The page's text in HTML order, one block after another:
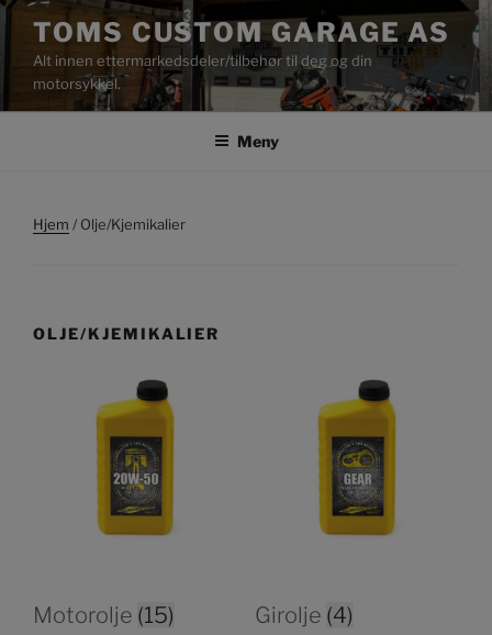
Gå
innhold
TOMS CUSTOM GARAGE AS
Alt innen ettermarkedsdeler/tilbehør til deg og din
motorsykkel.
Meny
Hjem / Olje/Kjemikalier
OLJE/KJEMIKALIER
Motorolje (15) Girolje (4)